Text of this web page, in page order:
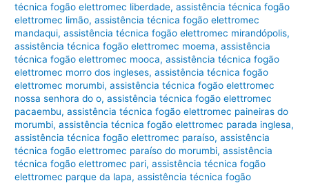
técnica fogão elettromec liberdade,assistência técnica fogão
elettromec limão,assistência técnica fogão elettromec
mandaqui,assistência técnica fogão elettromec mirandópolis,
assistência técnica fogão elettromec moema,assistência
técnica fogão elettromec mooca,assistência técnica fogão
elettromec morro dos ingleses,assistência técnica fogão
elettromec morumbi,assistência técnica fogão elettromec
nossa senhora do o,assistência técnica fogão elettromec
pacaembu,assistência técnica fogão elettromec paineiras do
morumbi,assistência técnica fogão elettromec parada inglesa,
assistência técnica fogão elettromec paraíso,assistência
técnica fogão elettromec paraíso do morumbi,assistência
técnica fogão elettromec pari,assistência técnica fogão
elettromec parque da lapa,assistência técnica fogão